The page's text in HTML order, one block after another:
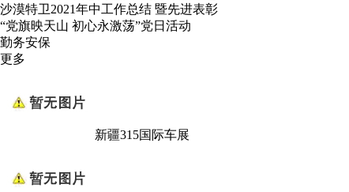
沙漠特卫2021年中工作总结 暨先进表彰
“党旗映天山 初心永激荡”党日活动
勤务安保
更多
新疆315国际车展